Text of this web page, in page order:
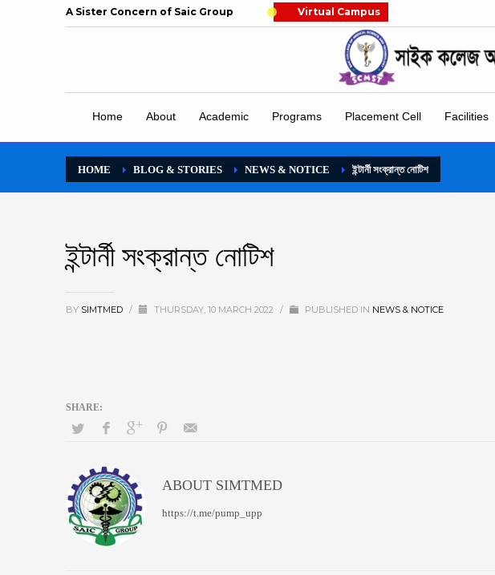
A Sister Concern of Saic Group Virtual Campus
Home About Academic Programs Placement Cell Facilities
HOME BLOG & STORIES NEWS & NOTICE ইন্টার্নী সংক্রান্ত নোটিশ
ইন্টার্নী সংক্রান্ত নোটিশ
BY SIMTMED / THURSDAY, 10 MARCH 2022 / PUBLISHED IN NEWS & NOTICE
ABOUT SIMTMED
https://t.me/pump_upp